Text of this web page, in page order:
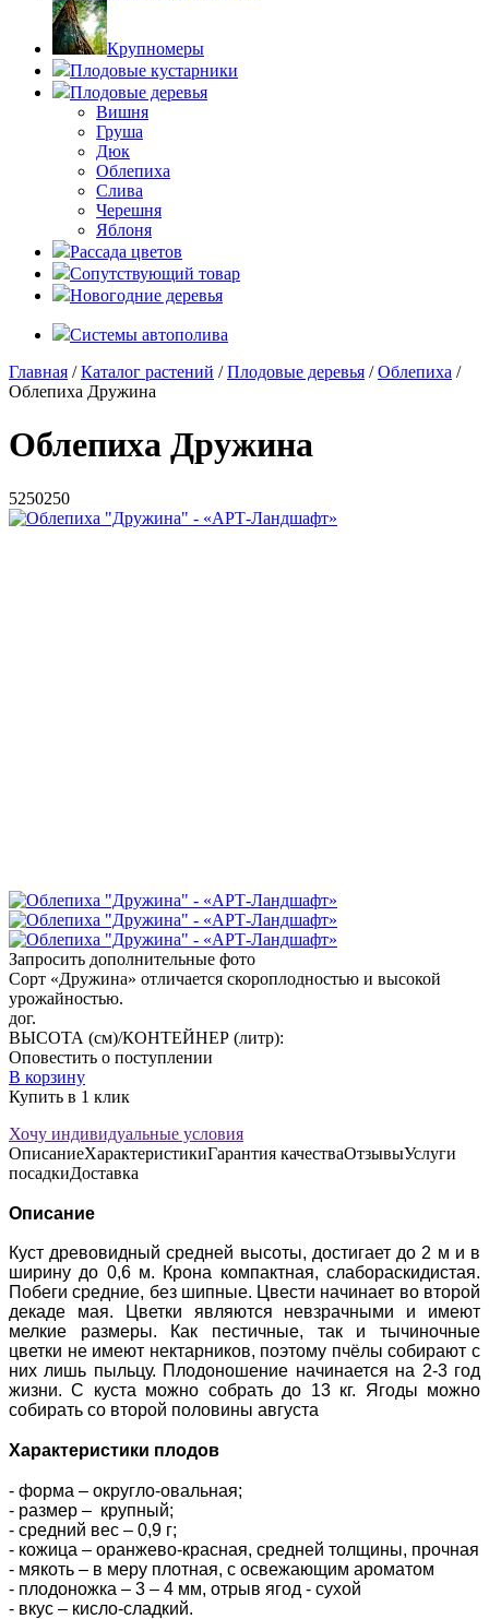
Крупномеры
Плодовые кустарники
Плодовые деревья
Вишня
Груша
Дюк
Облепиха
Слива
Черешня
Яблоня
Рассада цветов
Сопутствующий товар
Новогодние деревья
Системы автополива
Главная /Каталог растений /Плодовые деревья /Облепиха /
Облепиха Дружина
Облепиха Дружина
5250250
Запросить дополнительные фото
Сорт «Дружина» отличается скороплодностью и высокой
урожайностью.
дог.
ВЫСОТА (см)/КОНТЕЙНЕР (литр):
Оповестить о поступлении
В корзину
Купить в 1 клик
Хочу индивидуальные условия
ОписаниеХарактеристикиГарантия качестваОтзывыУслуги
посадкиДоставка
Описание
Куст древовидный средней высоты, достигает до 2 м и в
ширину до 0,6 м. Крона компактная, слабораскидистая.
Побеги средние, без шипные. Цвести начинает во второй
декаде мая. Цветки являются невзрачными и имеют
мелкие размеры. Как пестичные, так и тычиночные
цветки не имеют нектарников, поэтому пчёлы собирают с
них лишь пыльцу. Плодоношение начинается на 2-3 год
жизни. С куста можно собрать до 13 кг. Ягоды можно
собирать со второй половины августа
Характеристики плодов
- форма – округло-овальная;
- размер – крупный;
- средний вес – 0,9 г;
- кожица – оранжево-красная, средней толщины, прочная
- мякоть – в меру плотная, с освежающим ароматом
- плодоножка – 3 – 4 мм, отрыв ягод - сухой
- вкус – кисло-сладкий.